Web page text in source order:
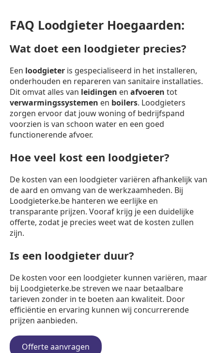
FAQ Loodgieter Hoegaarden:
Wat doet een loodgieter precies?
Een loodgieter is gespecialiseerd in het installeren,
onderhouden en repareren van sanitaire installaties.
Dit omvat alles van leidingen en afvoeren tot
verwarmingssystemen en boilers. Loodgieters
zorgen ervoor dat jouw woning of bedrijfspand
voorzien is van schoon water en een goed
functionerende afvoer.
Hoe veel kost een loodgieter?
De kosten van een loodgieter variëren afhankelijk van
de aard en omvang van de werkzaamheden. Bij
Loodgieterke.be hanteren we eerlijke en
transparante prijzen. Vooraf krijg je een duidelijke
offerte, zodat je precies weet wat de kosten zullen
zijn.
Is een loodgieter duur?
De kosten voor een loodgieter kunnen variëren, maar
bij Loodgieterke.be streven we naar betaalbare
tarieven zonder in te boeten aan kwaliteit. Door
efficiëntie en ervaring kunnen wij concurrerende
prijzen aanbieden.
Offerte aanvragen